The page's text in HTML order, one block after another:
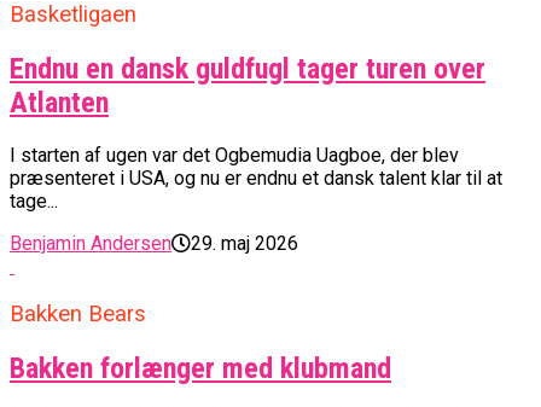
Basketligaen
Endnu en dansk guldfugl tager turen over
Atlanten
I starten af ugen var det Ogbemudia Uagboe, der blev
præsenteret i USA, og nu er endnu et dansk talent klar til at
tage...
Benjamin Andersen
29. maj 2026
Bakken Bears
Bakken forlænger med klubmand